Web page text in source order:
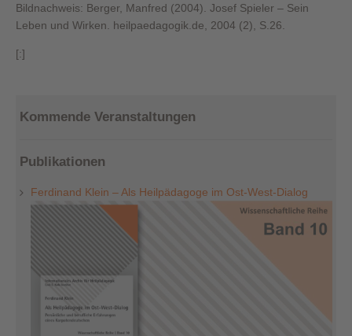
Bildnachweis: Berger, Manfred (2004). Josef Spieler – Sein
Leben und Wirken. heilpaedagogik.de, 2004 (2), S.26.
[:]
Kommende Veranstaltungen
Publikationen
Ferdinand Klein – Als Heilpädagoge im Ost-West-Dialog